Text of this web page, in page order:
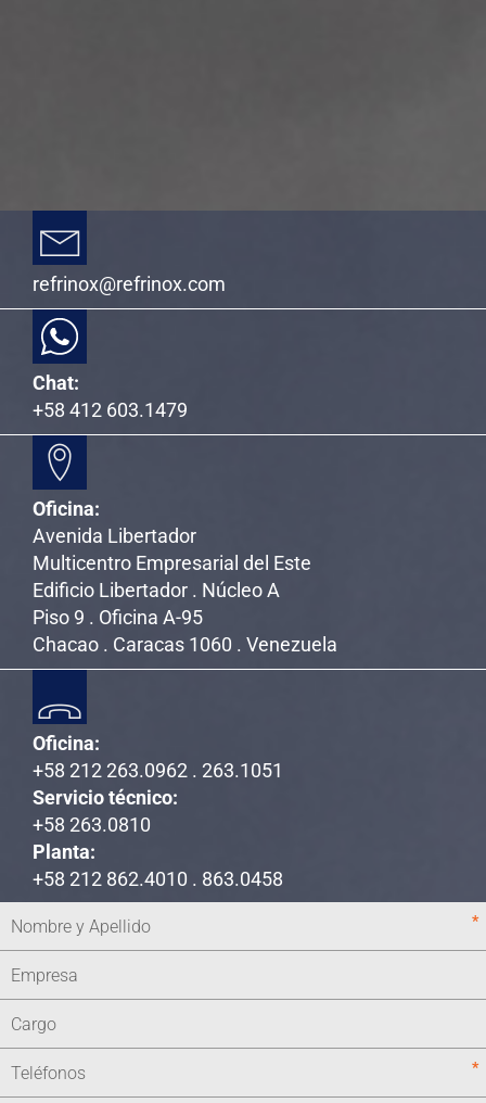
refrinox@refrinox.com
Chat:
+58 412 603.1479
Oficina:
Avenida Libertador
Multicentro Empresarial del Este
Edificio Libertador . Núcleo A
Piso 9 . Oficina A-95
Chacao . Caracas 1060 . Venezuela
Oficina:
+58 212 263.0962 . 263.1051
Servicio técnico:
+58 263.0810
Planta:
+58 212 862.4010 . 863.0458
*
*